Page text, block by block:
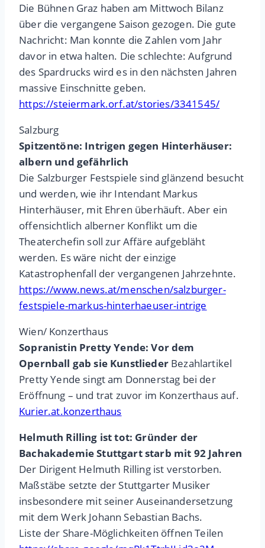
Die Bühnen Graz haben am Mittwoch Bilanz
über die vergangene Saison gezogen. Die gute
Nachricht: Man konnte die Zahlen vom Jahr
davor in etwa halten. Die schlechte: Aufgrund
des Spardrucks wird es in den nächsten Jahren
massive Einschnitte geben.
https://steiermark.orf.at/stories/3341545/
Salzburg
Spitzentöne: Intrigen gegen Hinterhäuser:
albern und gefährlich
Die Salzburger Festspiele sind glänzend besucht
und werden, wie ihr Intendant Markus
Hinterhäuser, mit Ehren überhäuft. Aber ein
offensichtlich alberner Konflikt um die
Theaterchefin soll zur Affäre aufgebläht
werden. Es wäre nicht der einzige
Katastrophenfall der vergangenen Jahrzehnte.
https://www.news.at/menschen/salzburger-
festspiele-markus-hinterhaeuser-intrige
Wien/ Konzerthaus
Sopranistin Pretty Yende: Vor dem
Opernball gab sie KunstliederBezahlartikel
Pretty Yende singt am Donnerstag bei der
Eröffnung – und trat zuvor im Konzerthaus auf.
Kurier.at.konzerthaus
Helmuth Rilling ist tot: Gründer der
Bachakademie Stuttgart starb mit 92 Jahren
Der Dirigent Helmuth Rilling ist verstorben.
Maßstäbe setzte der Stuttgarter Musiker
insbesondere mit seiner Auseinandersetzung
mit dem Werk Johann Sebastian Bachs.
Liste der Share-Möglichkeiten öffnen Teilen